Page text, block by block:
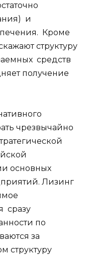
и
Кроме
структуру
средств
получение
чрезвычайно
основных
Лизинг
сразу
по
за
структуру